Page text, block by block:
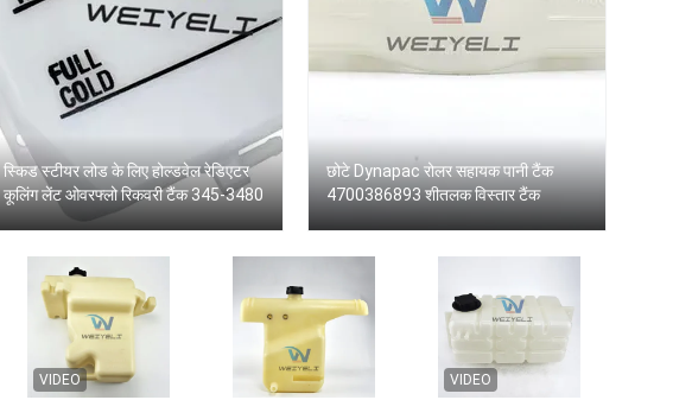
स्किड स्टीयर लोड के लिए होल्डवेल रेडिएटर
कूलिंग लेंट ओवरफ्लो रिकवरी टैंक 345-3480
छोटे Dynapac रोलर सहायक पानी टैंक
4700386893 शीतलक विस्तार टैंक
VIDEO VIDEO